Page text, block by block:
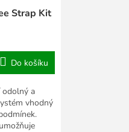
Strap Kit
Do košíku
odolný a
vhodný